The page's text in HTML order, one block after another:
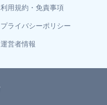
利用規約・免責事項
プライバシーポリシー
運営者情報